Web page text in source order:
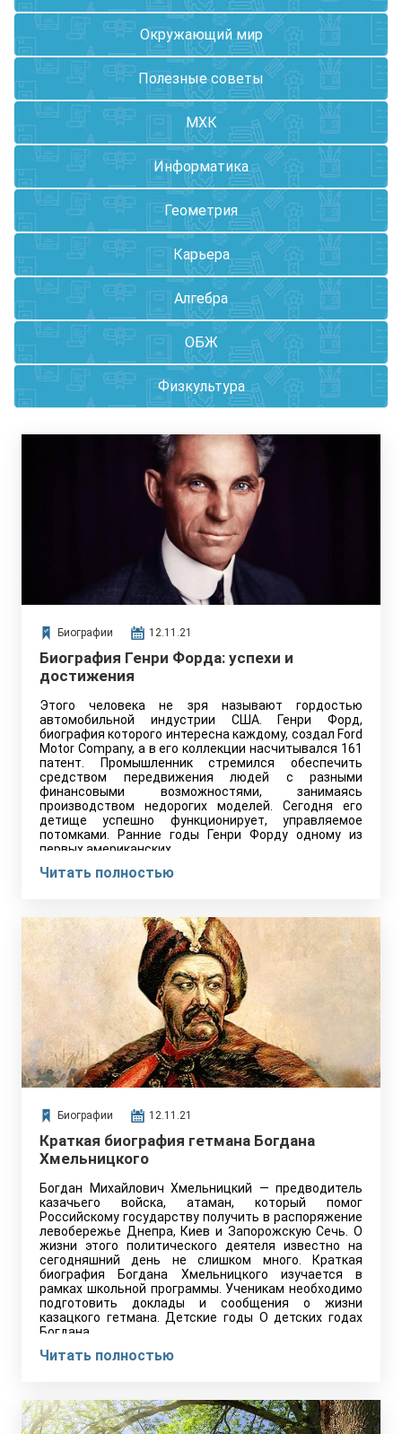
Окружающий мир
Полезные советы
МХК
Информатика
Геометрия
Карьера
Алгебра
ОБЖ
Физкультура
Биографии 12.11.21
Биография Генри Форда: успехи и
достижения
Этого человека не зря называют гордостью
автомобильной индустрии США. Генри Форд,
биография которого интересна каждому, создал Ford
Motor Company, а в его коллекции насчитывался 161
патент. Промышленник стремился обеспечить
средством передвижения людей с разными
финансовыми возможностями, занимаясь
производством недорогих моделей. Сегодня его
детище успешно функционирует, управляемое
потомками. Ранние годы Генри Форду одному из
первых американских…
Читать полностью
Биографии 12.11.21
Краткая биография гетмана Богдана
Хмельницкого
Богдан Михайлович Хмельницкий — предводитель
казачьего войска, атаман, который помог
Российскому государству получить в распоряжение
левобережье Днепра, Киев и Запорожскую Сечь. О
жизни этого политического деятеля известно на
сегодняшний день не слишком много. Краткая
биография Богдана Хмельницкого изучается в
рамках школьной программы. Ученикам необходимо
подготовить доклады и сообщения о жизни
казацкого гетмана. Детские годы О детских годах
Богдана…
Читать полностью